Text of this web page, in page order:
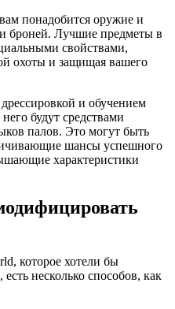
понадобится оружие и
броней. Лучшие предметы в
свойствами,
охоты и защищая вашего
и обучением
будут средствами
палов. Это могут быть
шансы успешного
характеристики
которое хотели бы
несколько способов, как